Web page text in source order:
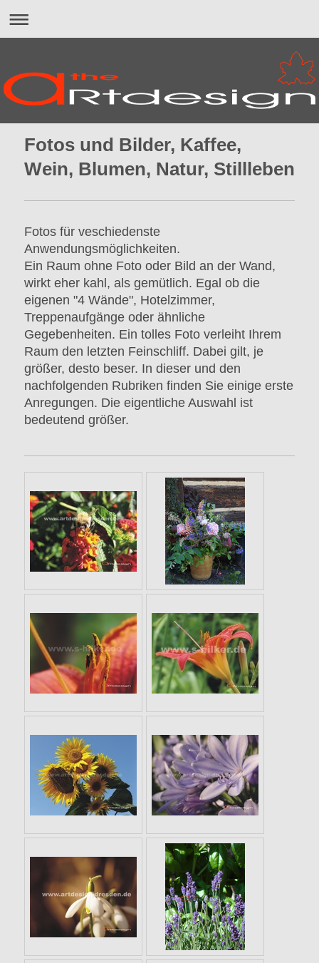
Fotos und Bilder, Kaffee,
Wein, Blumen, Natur, Stillleben
Fotos für veschiedenste
Anwendungsmöglichkeiten.
Ein Raum ohne Foto oder Bild an der Wand,
wirkt eher kahl, als gemütlich. Egal ob die
eigenen "4 Wände", Hotelzimmer,
Treppenaufgänge oder ähnliche
Gegebenheiten. Ein tolles Foto verleiht Ihrem
Raum den letzten Feinschliff. Dabei gilt, je
größer, desto beser. In dieser und den
nachfolgenden Rubriken finden Sie einige erste
Anregungen. Die eigentliche Auswahl ist
bedeutend größer.